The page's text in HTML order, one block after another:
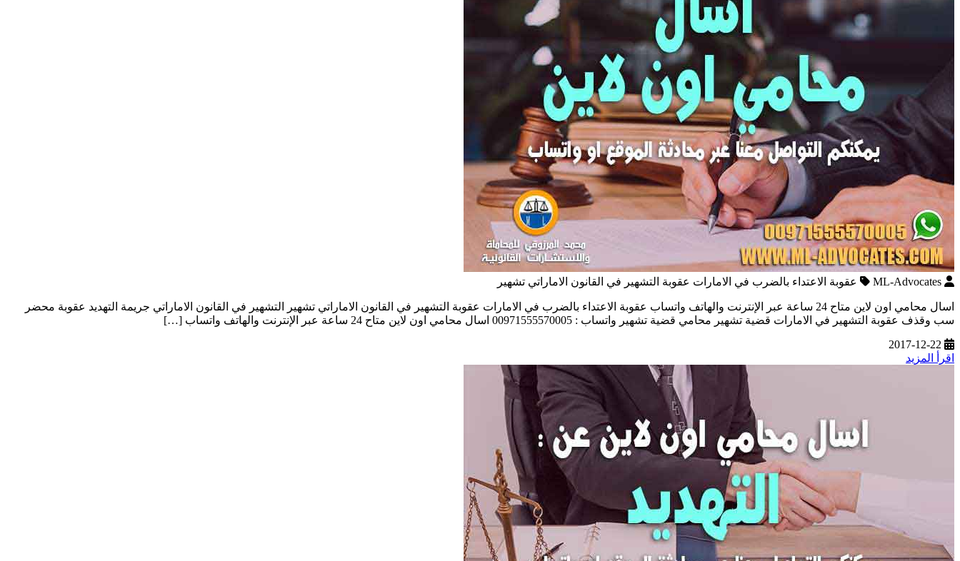
ML-Advocates عقوبة الاعتداء بالضرب في الامارات عقوبة التشهير في القانون الاماراتي تشهير
اسال محامي اون لاين متاح 24 ساعة عبر الإنترنت والهاتف واتساب عقوبة الاعتداء بالضرب في الامارات عقوبة التشهير في القانون الاماراتي تشهير التشهير في القانون الاماراتي جريمة التهديد عقوبة محضر
سب وقذف عقوبة التشهير في الامارات قضية تشهير محامي قضية تشهير واتساب : 00971555570005 اسال محامي اون لاين متاح 24 ساعة عبر الإنترنت والهاتف واتساب […]
2017-12-22
اقرأ المزيد